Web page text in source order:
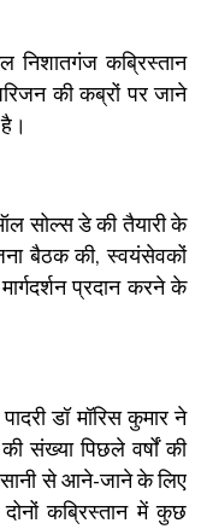
निशातगंज कब्रिस्तान
की कब्रों पर जाने
सोल्स डे की तैयारी के
बैठक की, स्वयंसेवकों
प्रदान करने के
डॉ मॉरिस कुमार ने
संख्या पिछले वर्षों की
से आने-जाने के लिए
दोनों कब्रिस्तान में कुछ